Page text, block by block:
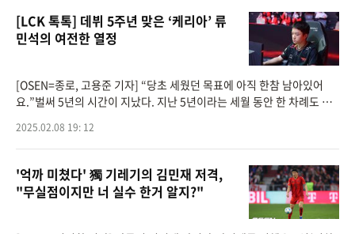
[LCK 톡톡] 데뷔 5주년 맞은 ‘케리아’ 류
민석의 여전한 열정
[OSEN=종로, 고용준 기자] “당초 세웠던 목표에 아직 한참 남아있어
요.”벌써 5년의 시간이 지났다. 지난 5년이라는 세월 동안 한 차례도 빠
에도 만족
2025.02.08 19: 12
'억까 미쳤다' 獨 기레기의 김민재 저격,
"무실점이지만 너 실수 한거 알지?"